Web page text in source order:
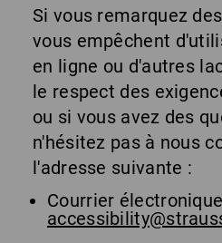
Si vous remarquez
vous empêchent
en ligne ou d'autres
le respect des
ou si vous avez des
n'hésitez pas à nous
l'adresse suivante :
Courrier